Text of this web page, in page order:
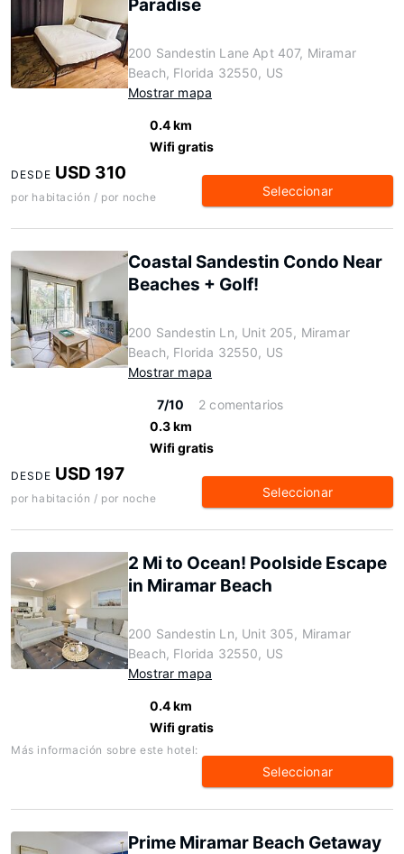
Paradise
200 Sandestin Lane Apt 407, Miramar
Beach, Florida 32550, US
Mostrar mapa
0.4 km
Wifi gratis
DESDE USD 310
por habitación / por noche Seleccionar
Coastal Sandestin Condo Near
Beaches + Golf!
200 Sandestin Ln, Unit 205, Miramar
Beach, Florida 32550, US
Mostrar mapa
7/10
2 comentarios
0.3 km
Wifi gratis
DESDE USD 197
por habitación / por noche Seleccionar
2 Mi to Ocean! Poolside Escape
in Miramar Beach
200 Sandestin Ln, Unit 305, Miramar
Beach, Florida 32550, US
Mostrar mapa
0.4 km
Wifi gratis
Más información sobre este hotel:
Seleccionar
Prime Miramar Beach Getaway